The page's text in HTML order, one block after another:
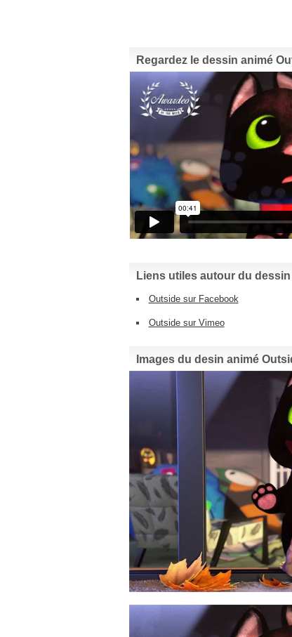
Regardez le dessin animé
Liens utiles autour du
Outside sur Facebook
Outside sur Vimeo
Images du desin animé